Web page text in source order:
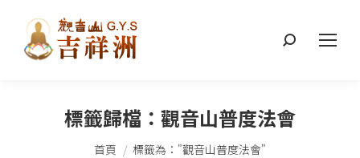
搜
標籤歸檔： 觀音山普度法會
您在這裡：
首頁 標籤為："觀音山普度法會"